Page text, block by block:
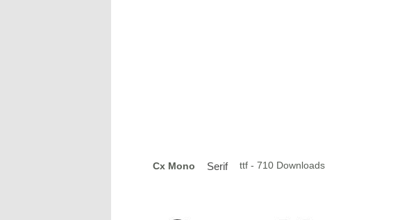
Cx Mono Serif ttf - 710 Downloads